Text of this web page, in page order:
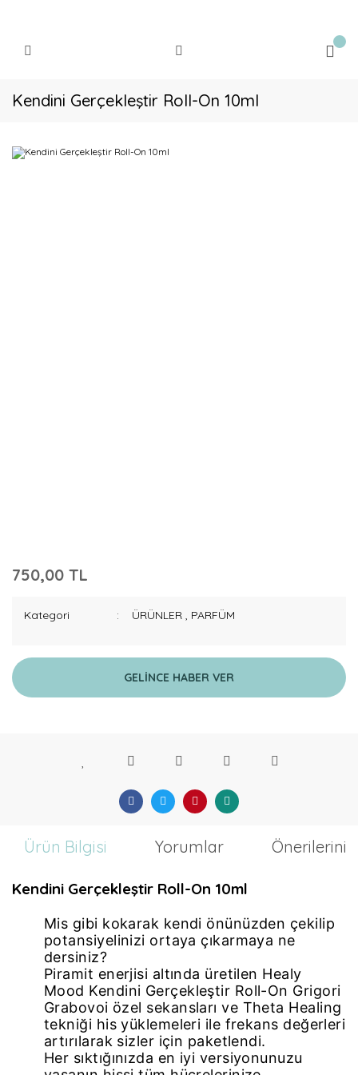
Kendini Gerçekleştir Roll-On 10ml
750,00 TL
Kategori ÜRÜNLER , PARFÜM
GELİNCE HABER VER
Ürün Bilgisi Yorumlar Önerileriniz
Kendini Gerçekleştir Roll-On 10ml
Mis gibi kokarak kendi önünüzden çekilip
potansiyelinizi ortaya çıkarmaya ne
dersiniz?
Piramit enerjisi altında üretilen Healy
Mood Kendini Gerçekleştir Roll-On Grigori
Grabovoi özel sekansları ve Theta Healing
tekniği his yüklemeleri ile frekans değerleri
artırılarak sizler için paketlendi.
Her sıktığınızda en iyi versiyonunuzu